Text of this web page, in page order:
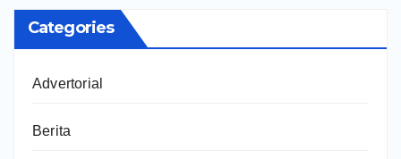
Categories
Advertorial
Berita